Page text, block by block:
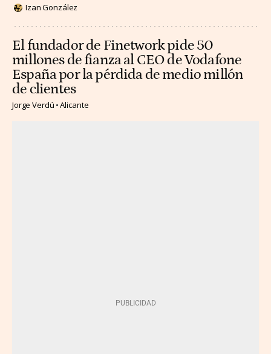
Izan González
El fundador de Finetwork pide 50
millones de fianza al CEO de Vodafone
España por la pérdida de medio millón
de clientes
Jorge Verdú Alicante